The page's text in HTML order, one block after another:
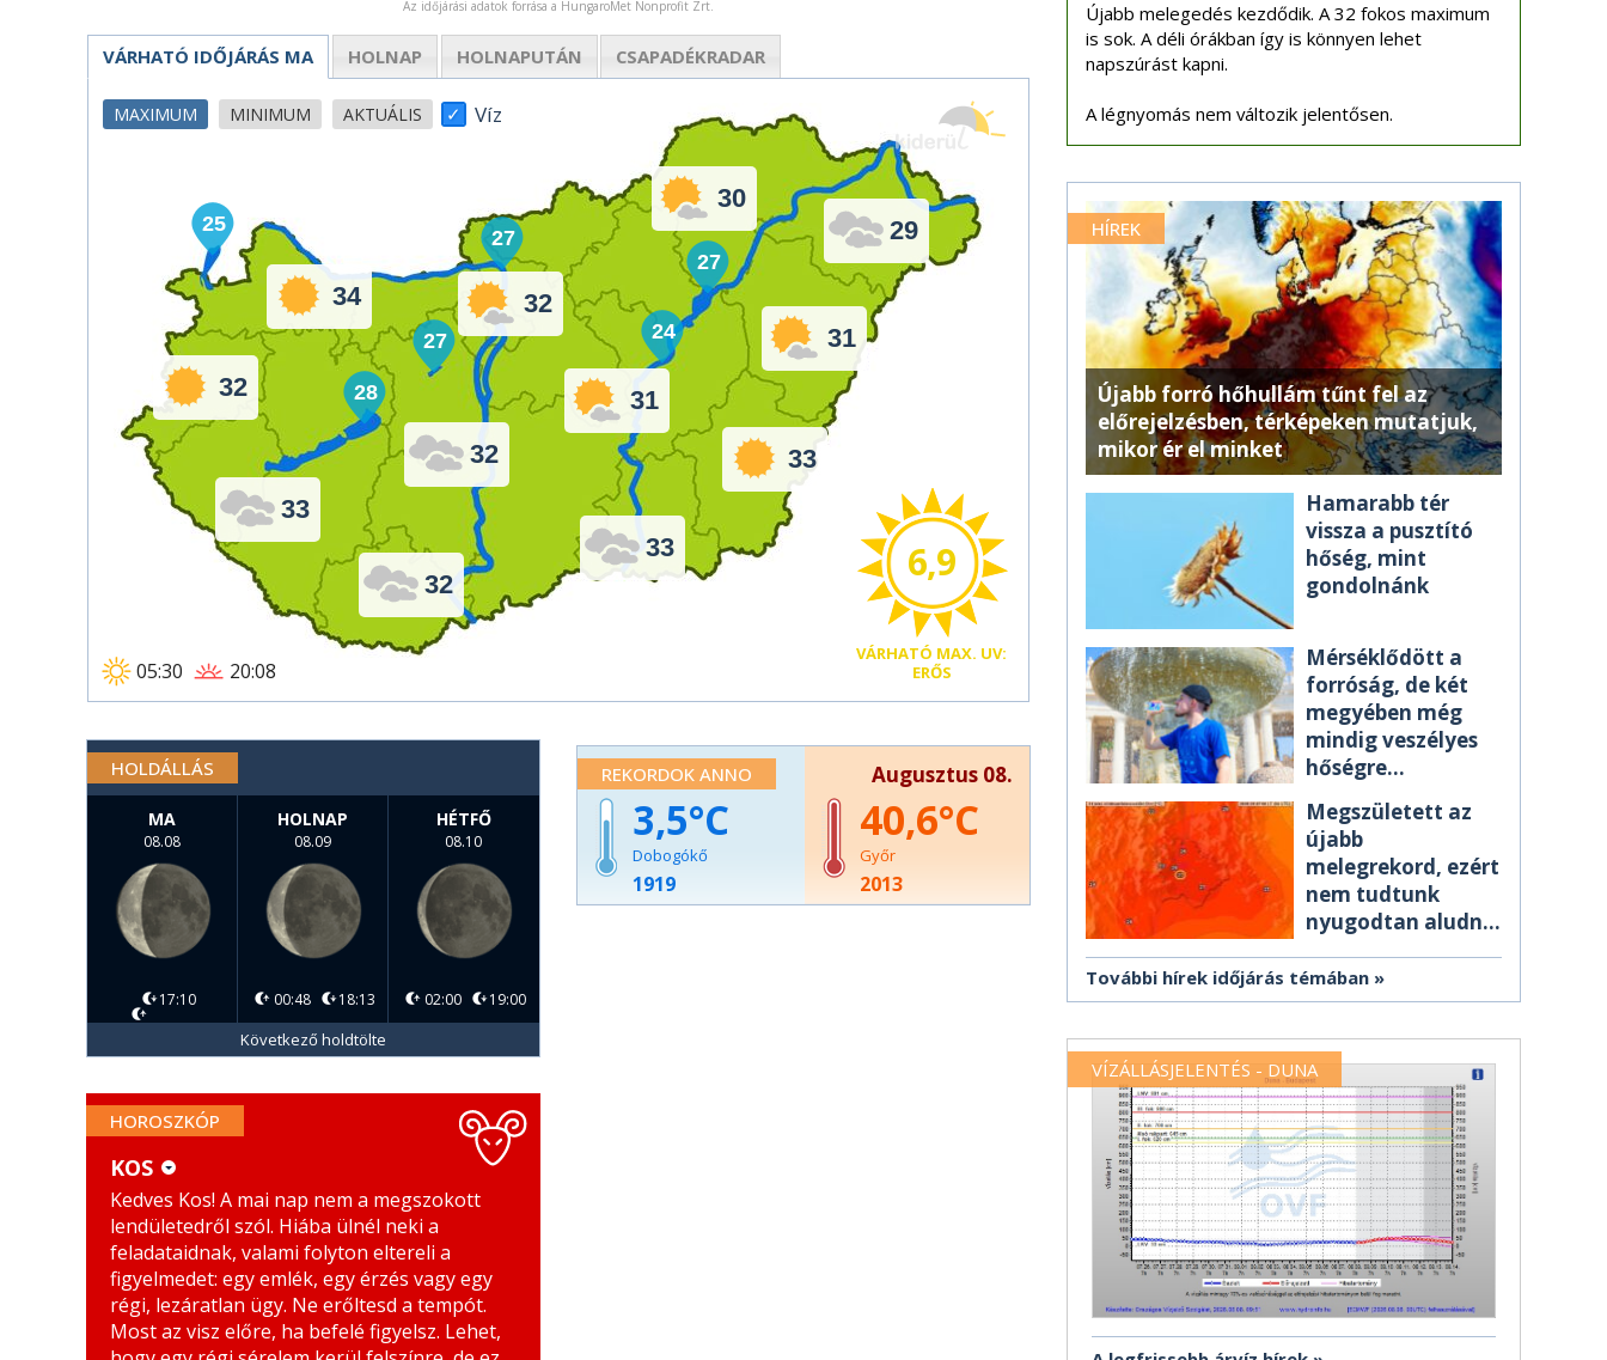
Az időjárási adatok forrása a HungaroMet Nonprofit Zrt.
VÁRHATÓ IDŐJÁRÁS MA HOLNAP HOLNAPUTÁN CSAPADÉKRADAR
34
32
33
32
32
33
31
32
30
33
31
29
27
28
27
25
24
27
05:30 20:08
6,9
VÁRHATÓ MAX. UV:
ERŐS
Víz
MAXIMUM MINIMUM AKTUÁLIS
HOLDÁLLÁS
MA
08.08
17:10
HOLNAP
08.09
00:48 18:13
HÉTFŐ
08.10
02:00 19:00
Következő holdtölte
HOROSZKÓP
KOS
BIKA
IKREK
RÁK
MÉRLEG
SKORPIÓ
NYILAS
BAK
KOS
Kedves Kos! A mai nap nem a megszokott
lendületedről szól. Hiába ülnél neki a
feladataidnak, valami folyton eltereli a
figyelmedet: egy emlék, egy érzés vagy egy
régi, lezáratlan ügy. Ne erőltesd a tempót.
Most az visz előre, ha befelé figyelsz. Lehet,
REKORDOK ANNO Augusztus 08.
3,5
Dobogókő
1919
40,6
Győr
2013
Újabb melegedés kezdődik. A 32 fokos maximum
is sok. A déli órákban így is könnyen lehet
napszúrást kapni.
A légnyomás nem változik jelentősen.
HÍREK
Újabb forró hőhullám tűnt fel az
előrejelzésben, térképeken mutatjuk,
mikor ér el minket
Hamarabb tér
vissza a pusztító
hőség, mint
gondolnánk
Mérséklődött a
forróság, de két
megyében még
mindig veszélyes
hőségre
Megszületett az
újabb
melegrekord, ezért
nem tudtunk
nyugodtan aludni
További hírek időjárás témában
VÍZÁLLÁSJELENTÉS - DUNA